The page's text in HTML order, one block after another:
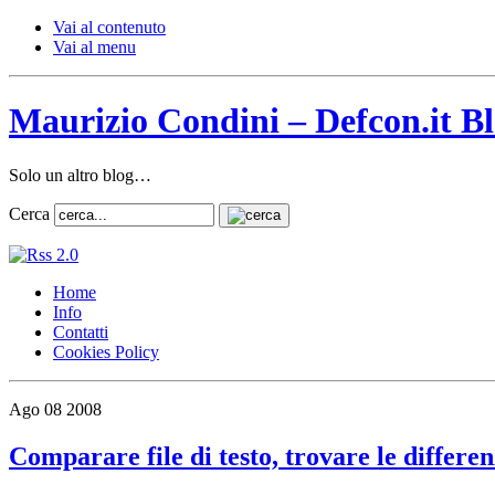
Vai al contenuto
Vai al menu
Maurizio Condini – Defcon.it
Solo un altro blog…
Cerca
Home
Info
Contatti
Cookies Policy
Ago 08 2008
Comparare file di testo, trovare le